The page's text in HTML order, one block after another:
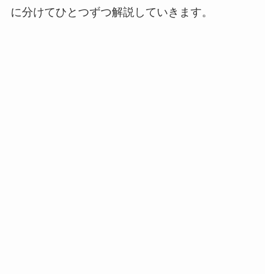
に分けてひとつずつ解説していきます。